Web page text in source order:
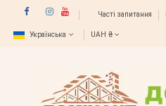
Часті запитання
Українська UAH ₴